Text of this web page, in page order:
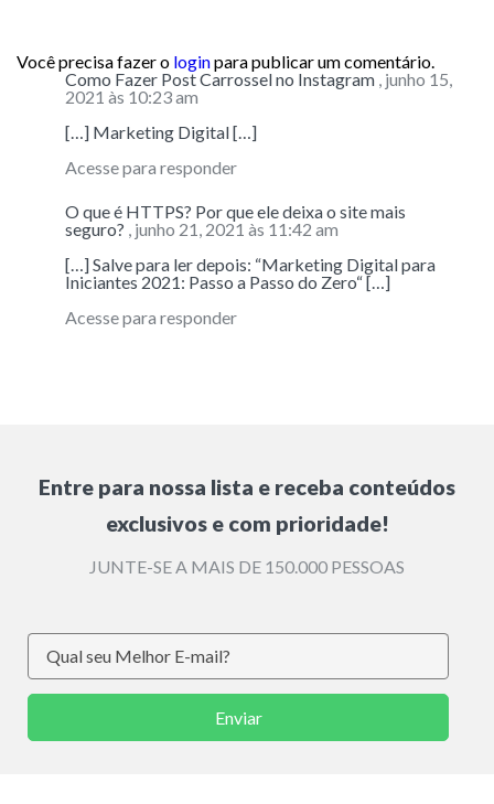
Você precisa fazer o loginpara publicar um comentário.
Como Fazer Post Carrossel no Instagram , junho 15,
2021 às 10:23 am
[…] Marketing Digital […]
Acesse para responder
O que é HTTPS? Por que ele deixa o site mais
seguro? , junho 21, 2021 às 11:42 am
[…] Salve para ler depois: “Marketing Digital para
Iniciantes 2021: Passo a Passo do Zero“ […]
Acesse para responder
Entre para nossa lista e receba conteúdos
exclusivos e com prioridade!
JUNTE-SE A MAIS DE 150.000 PESSOAS
Enviar